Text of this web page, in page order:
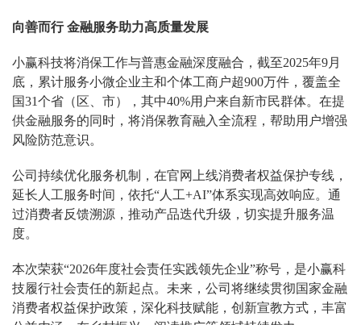
向善而行 金融服务助力高质量发展
小赢科技将消保工作与普惠金融深度融合，截至2025年9月
底，累计服务小微企业主和个体工商户超900万件，覆盖全
国31个省（区、市），其中40%用户来自新市民群体。在提
供金融服务的同时，将消保教育融入全流程，帮助用户增强
风险防范意识。
公司持续优化服务机制，在官网上线消费者权益保护专线，
延长人工服务时间，依托“人工+AI”体系实现高效响应。通
过消费者反馈溯源，推动产品迭代升级，切实提升服务温
度。
本次荣获“2026年度社会责任实践领先企业”称号，是小赢科
技履行社会责任的新起点。未来，公司将继续贯彻国家金融
消费者权益保护政策，深化科技赋能，创新宣教方式，丰富